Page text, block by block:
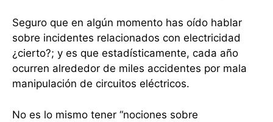
Seguro que en algún momento has oído hablar
sobre incidentes relacionados con electricidad
¿cierto?; y es que estadísticamente, cada año
ocurren alrededor de miles accidentes por mala
manipulación de circuitos eléctricos.
No es lo mismo tener “nociones sobre